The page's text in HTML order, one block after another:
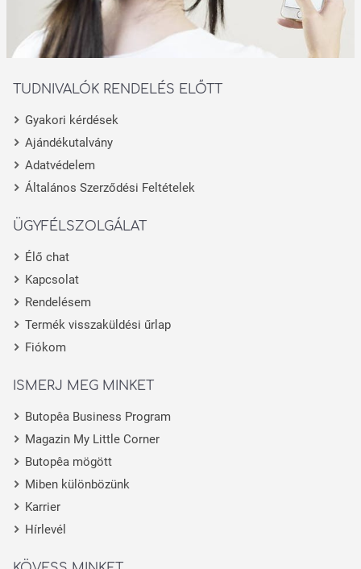
TUDNIVALÓK RENDELÉS ELŐTT
Gyakori kérdések
Ajándékutalvány
Adatvédelem
Általános Szerződési Feltételek
ÜGYFÉLSZOLGÁLAT
Élő chat
Kapcsolat
Rendelésem
Termék visszaküldési űrlap
Fiókom
ISMERJ MEG MINKET
Butopêa Business Program
Magazin My Little Corner
Butopêa mögött
Miben különbözünk
Karrier
Hírlevél